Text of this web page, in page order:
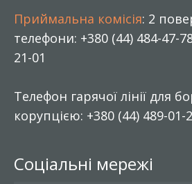
Приймальна комісія: 2
телефони: +380 (44) 484-47-
21-01
Телефон гарячої лінії для
корупцією: +380 (44) 489-01-
Соціальні мережі